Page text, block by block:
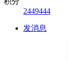
2449444
发消息